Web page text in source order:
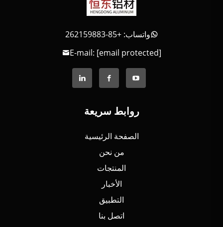
واتساب: +85-262159883
E-mail: [email protected]
روابط سريعة
الصفحة الرئيسية
من نحن
المنتجات
الأخبار
التطبيق
اتصل بنا